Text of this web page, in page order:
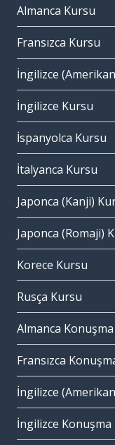
Almanca Kursu
Fransızca Kursu
İngilizce
İngilizce Kursu
İspanyolca Kursu
İtalyanca Kursu
Japonca (Kanji)
Japonca (Romaji)
Korece Kursu
Rusça Kursu
Almanca Konuşma
Fransızca
İngilizce
İngilizce Konuşma